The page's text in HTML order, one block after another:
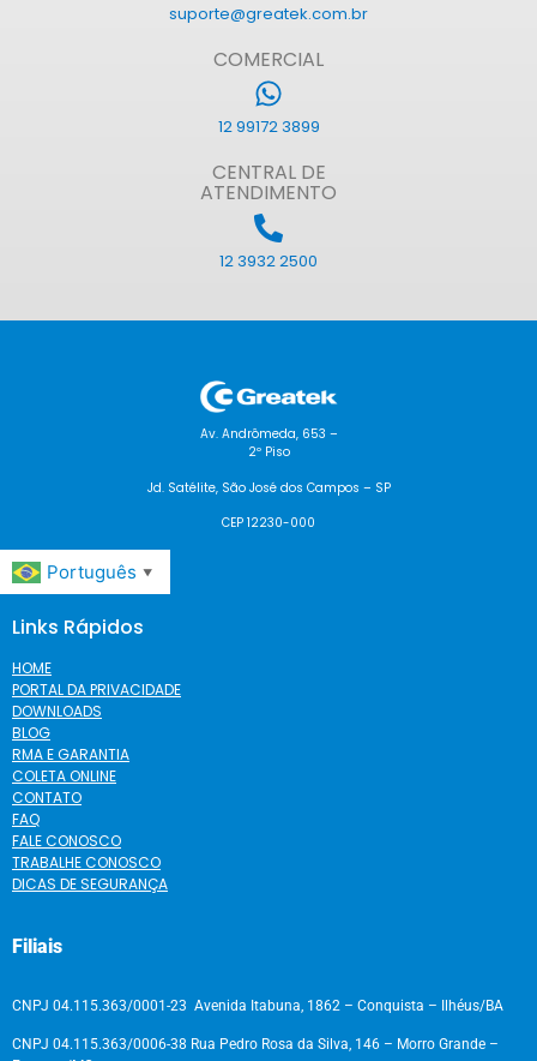
suporte@greatek.com.br
COMERCIAL
12 99172 3899
CENTRAL DE
ATENDIMENTO
12 3932 2500
Av. Andrômeda, 653 –
2º Piso
Jd. Satélite, São José dos Campos – SP
CEP 12230-000
Português ▼
Links Rápidos
HOME
PORTAL DA PRIVACIDADE
DOWNLOADS
BLOG
RMA E GARANTIA
COLETA ONLINE
CONTATO
FAQ
FALE CONOSCO
TRABALHE CONOSCO
DICAS DE SEGURANÇA
Filiais
CNPJ 04.115.363/0001-23 Avenida Itabuna, 1862 – Conquista – Ilhéus/BA
CNPJ 04.115.363/0006-38 Rua Pedro Rosa da Silva, 146 – Morro Grande –